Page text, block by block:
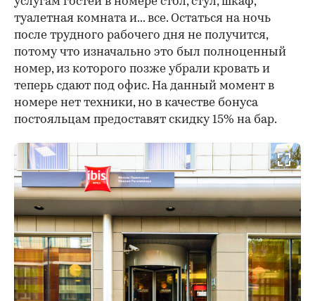
туалетная комната и... все. Остаться на ночь
после трудного рабочего дня не получится,
потому что изначально это был полноценный
номер, из которого позже убрали кровать и
теперь сдают под офис. На данный момент в
номере нет техники, но в качестве бонуса
постояльцам предоставят скидку 15% на бар.